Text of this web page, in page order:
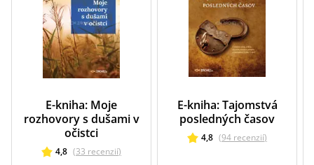
E-kniha: Moje
rozhovory s dušami v
očistci
4,8 (33 recenzií)
E-kniha: Tajomstvá
posledných časov
4,8 (94 recenzií)